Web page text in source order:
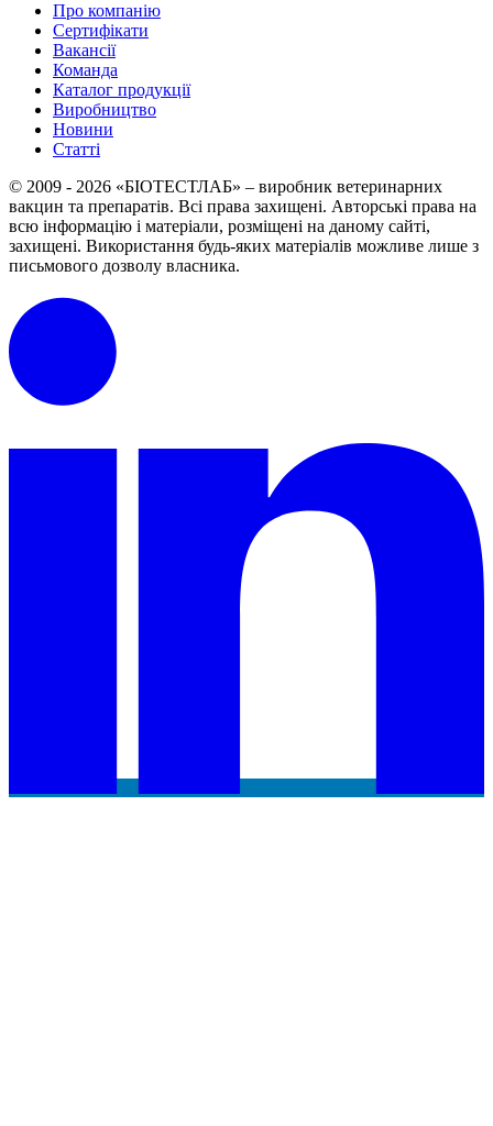
Про компанію
Сертифікати
Вакансії
Команда
Каталог продукції
Виробництво
Новини
Статті
© 2009 - 2026 «БІОТЕСТЛАБ» – виробник ветеринарних
вакцин та препаратів. Всі права захищені. Авторські права на
всю інформацію і матеріали, розміщені на даному сайті,
захищені. Використання будь-яких матеріалів можливе лише з
письмового дозволу власника.